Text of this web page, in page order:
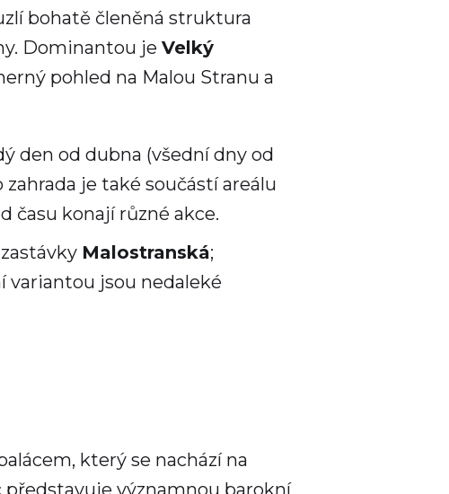
bohatě členěná struktura
Dominantou jeVelký
pohled na Malou Stranu a
den od dubna (všední dny od
zahrada je také součástí areálu
času konají různé akce.
Malostranská;
variantou jsou nedaleké
který se nachází na
představuje významnou barokní